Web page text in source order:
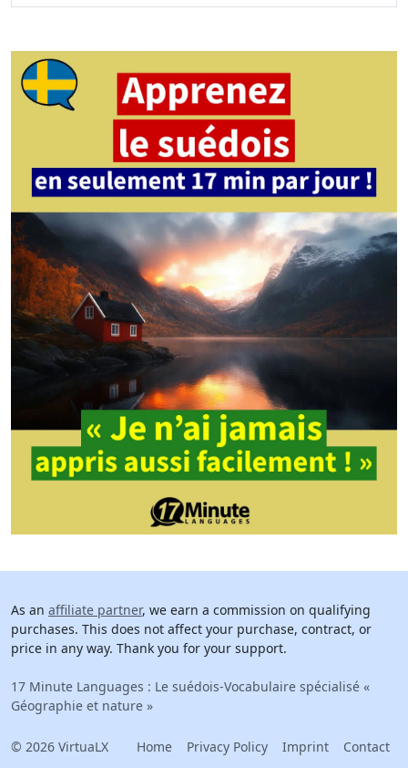
As an affiliate partner, we earn a commission on qualifying
purchases. This does not affect your purchase, contract, or
price in any way. Thank you for your support.
17 Minute Languages : Le suédois-Vocabulaire spécialisé «
Géographie et nature »
© 2026 VirtuaLX Home Privacy Policy Imprint Contact